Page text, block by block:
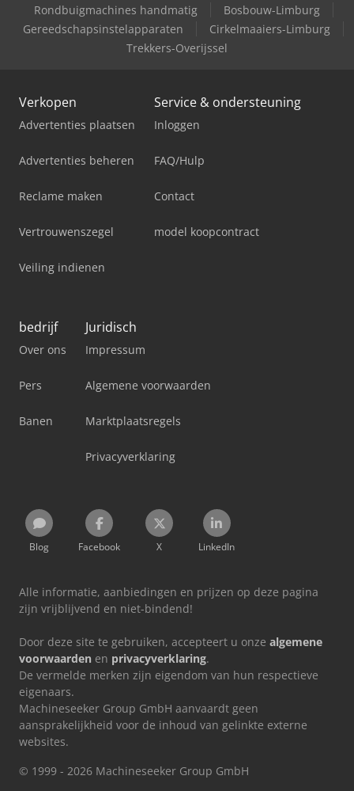
Rondbuigmachines handmatig
Bosbouw-Limburg
Gereedschapsinstelapparaten
Cirkelmaaiers-Limburg
Trekkers-Overijssel
Verkopen
Advertenties plaatsen
Advertenties beheren
Reclame maken
Vertrouwenszegel
Veiling indienen
Service & ondersteuning
Inloggen
FAQ/Hulp
Contact
model koopcontract
bedrijf
Over ons
Pers
Banen
Juridisch
Impressum
Algemene voorwaarden
Marktplaatsregels
Privacyverklaring
Blog Facebook X LinkedIn
Alle informatie, aanbiedingen en prijzen op deze pagina
zijn vrijblijvend en niet-bindend!
Door deze site te gebruiken, accepteert u onze algemene
voorwaarden en privacyverklaring.
De vermelde merken zijn eigendom van hun respectieve
eigenaars.
Machineseeker Group GmbH aanvaardt geen
aansprakelijkheid voor de inhoud van gelinkte externe
websites.
© 1999 - 2026 Machineseeker Group GmbH